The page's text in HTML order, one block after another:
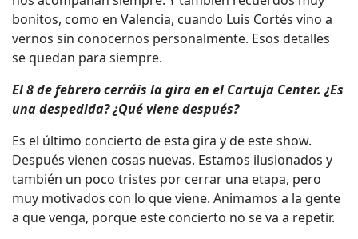
bonitos, como en Valencia, cuando Luis Cortés vino a
vernos sin conocernos personalmente. Esos detalles
se quedan para siempre.
El 8 de febrero cerráis la gira en el Cartuja Center. ¿Es
una despedida? ¿Qué viene después?
Es el último concierto de esta gira y de este show.
Después vienen cosas nuevas. Estamos ilusionados y
también un poco tristes por cerrar una etapa, pero
muy motivados con lo que viene. Animamos a la gente
a que venga, porque este concierto no se va a repetir.